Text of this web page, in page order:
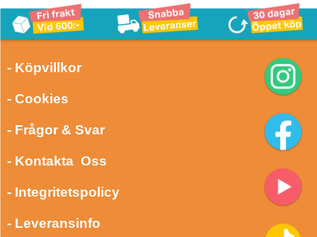
- Köpvillkor
- Cookies
- Frågor & Svar
- Kontakta Oss
- Integritetspolicy
- Leveransinfo